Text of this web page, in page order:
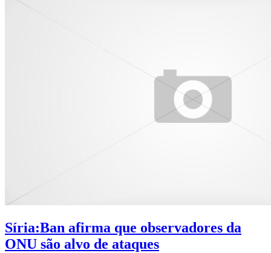
Síria:Ban afirma que observadores da
ONU são alvo de ataques